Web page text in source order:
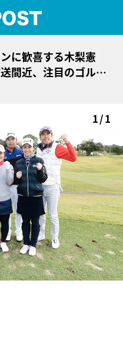
に歓喜する木梨憲
間近、注目のゴルフ
1/1